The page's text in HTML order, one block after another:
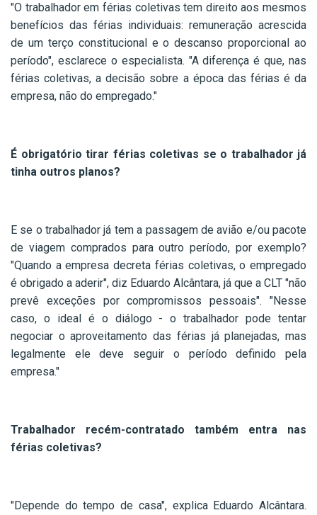
"O trabalhador em férias coletivas tem direito aos mesmos
benefícios das férias individuais: remuneração acrescida
de um terço constitucional e o descanso proporcional ao
período", esclarece o especialista. "A diferença é que, nas
férias coletivas, a decisão sobre a época das férias é da
empresa, não do empregado."
É obrigatório tirar férias coletivas se o trabalhador já
tinha outros planos?
E se o trabalhador já tem a passagem de avião e/ou pacote
de viagem comprados para outro período, por exemplo?
"Quando a empresa decreta férias coletivas, o empregado
é obrigado a aderir", diz Eduardo Alcântara, já que a CLT "não
prevê exceções por compromissos pessoais". "Nesse
caso, o ideal é o diálogo - o trabalhador pode tentar
negociar o aproveitamento das férias já planejadas, mas
legalmente ele deve seguir o período definido pela
empresa."
Trabalhador recém-contratado também entra nas
férias coletivas?
"Depende do tempo de casa", explica Eduardo Alcântara.